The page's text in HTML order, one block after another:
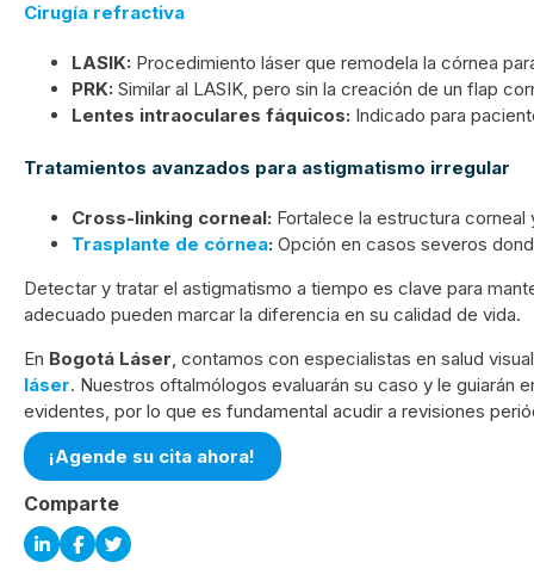
Cirugía refractiva
LASIK: Procedimiento láser que remodela la córnea
PRK: Similar al LASIK, pero sin la creación de un flap
Lentes intraoculares fáquicos: Indicado para
Tratamientos avanzados para astigmatismo irregular
Cross-linking corneal: Fortalece la estructura
Trasplante de córnea: Opción en casos severos
Detectar y tratar el astigmatismo a tiempo es clave para
adecuado pueden marcar la diferencia en su calidad de vida.
En Bogotá Láser, contamos con especialistas en salud
láser. Nuestros oftalmólogos evaluarán su caso y le guiarán
evidentes, por lo que es fundamental acudir a revisiones
¡Agende su cita ahora!
Comparte